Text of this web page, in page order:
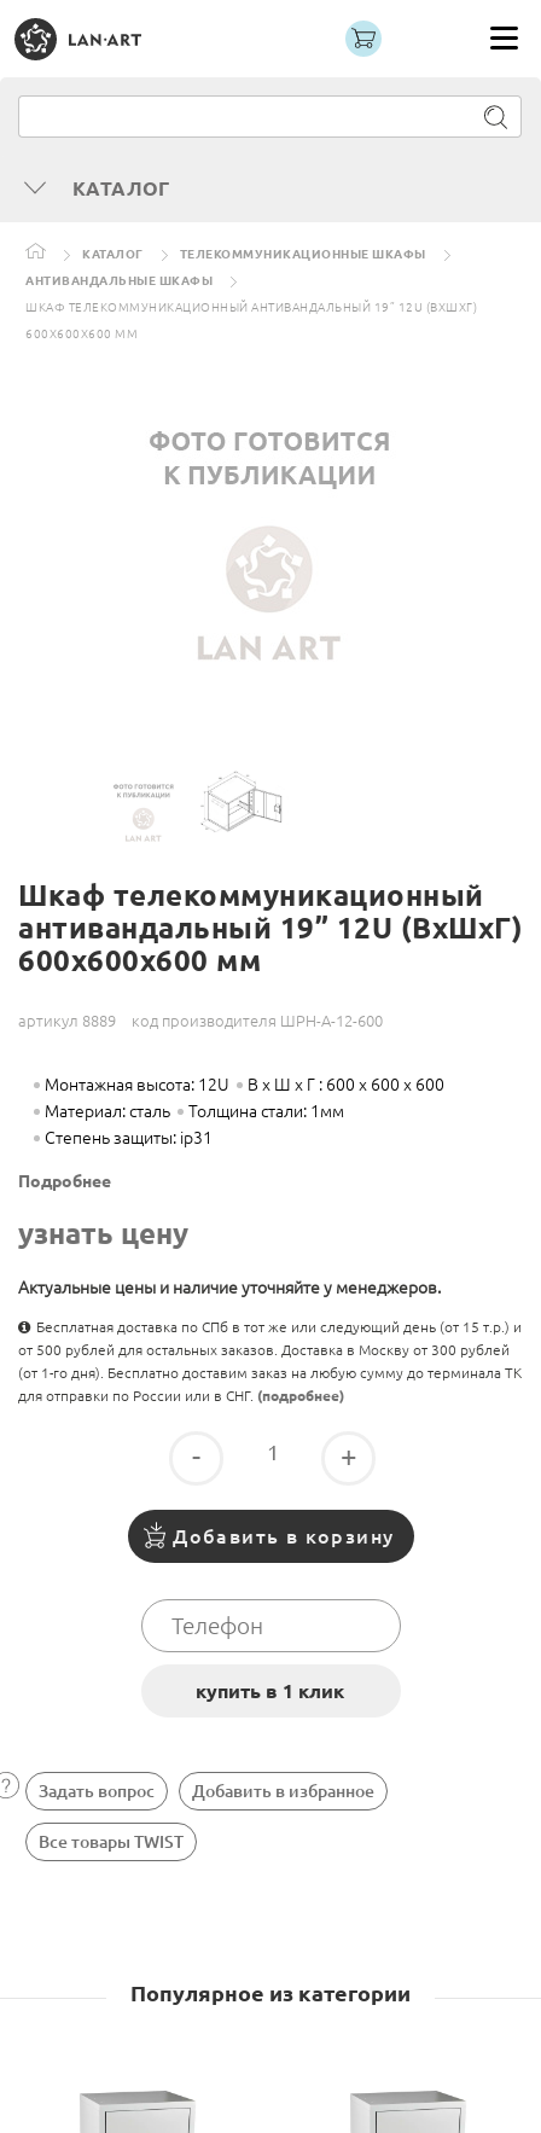
КАТАЛОГ
КАТАЛОГ
ТЕЛЕКОММУНИКАЦИОННЫЕ ШКАФЫ
АНТИВАНДАЛЬНЫЕ ШКАФЫ
ШКАФ ТЕЛЕКОММУНИКАЦИОННЫЙ АНТИВАНДАЛЬНЫЙ 19” 12U (ВХШХГ)
600Х600Х600 ММ
Шкаф телекоммуникационный
антивандальный 19” 12U (ВхШхГ)
600х600х600 мм
артикул 8889 код производителя ШРН-А-12-600
Монтажная высота: 12U
В х Ш х Г : 600 х 600 х 600
Материал: сталь
Толщина стали: 1мм
Степень защиты: ip31
Подробнее
узнать цену
Актуальные цены и наличие уточняйте у менеджеров.
Бесплатная доставка по СПб в тот же или следующий день (от 15 т.р.) и
от 500 рублей для остальных заказов. Доставка в Москву от 300 рублей
(от 1-го дня). Бесплатно доставим заказ на любую сумму до терминала ТК
для отправки по России или в СНГ. (подробнее)
- +
Добавить в корзину
Задать вопрос Добавить в избранное
Все товары TWIST
Популярное из категории